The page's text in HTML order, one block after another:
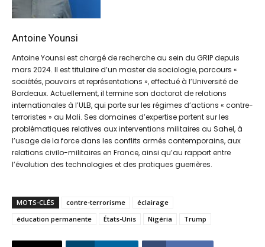
Antoine Younsi
Antoine Younsi est chargé de recherche au sein du GRIP depuis
mars 2024. Il est titulaire d’un master de sociologie, parcours «
sociétés, pouvoirs et représentations », effectué à l’Université de
Bordeaux. Actuellement, il termine son doctorat de relations
internationales à l’ULB, qui porte sur les régimes d’actions « contre-
terroristes » au Mali. Ses domaines d’expertise portent sur les
problématiques relatives aux interventions militaires au Sahel, à
l’usage de la force dans les conflits armés contemporains, aux
relations civilo-militaires en France, ainsi qu’au rapport entre
l’évolution des technologies et des pratiques guerrières.
MOTS-CLÉS contre-terrorisme
éclairage
éducation permanente
États-Unis Nigéria Trump